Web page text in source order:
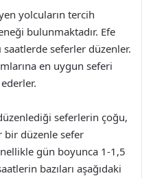
yolcuların tercih
bulunmaktadır. Efe
seferler düzenler.
en uygun seferi
seferlerin çoğu,
bir düzenle sefer
gün boyunca 1-1,5
bazıları aşağıdaki